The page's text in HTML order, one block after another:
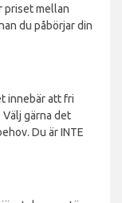
priset mellan
du påbörjar din
innebär att fri
gärna det
Du är INTE